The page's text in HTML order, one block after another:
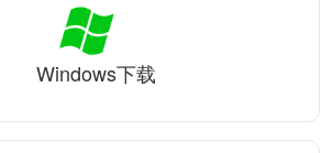
Windows下载